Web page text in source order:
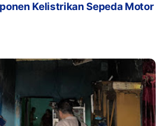
Kelistrikan Sepeda Motor